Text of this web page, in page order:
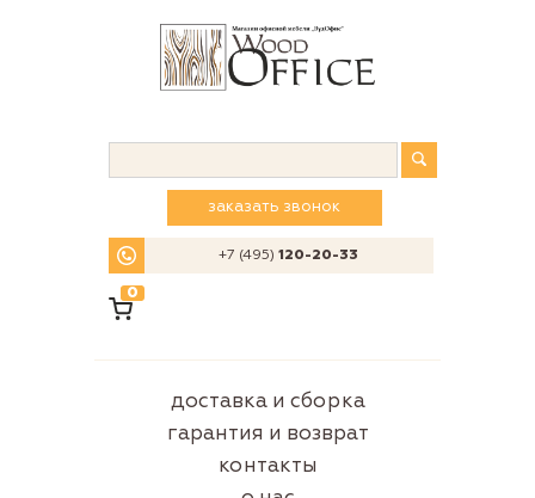
заказать звонок
+7 (495)120-20-33
0
доставка и сборка
гарантия и возврат
контакты